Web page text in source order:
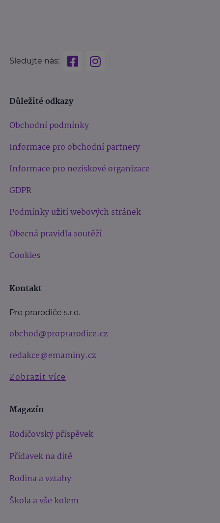
Sledujte nás:
Důležité odkazy
Obchodní podmínky
Informace pro obchodní partnery
Informace pro neziskové organizace
GDPR
Podmínky užití webových stránek
Obecná pravidla soutěží
Cookies
Kontakt
Pro prarodiče s.r.o.
obchod@proprarodice.cz
redakce@emaminy.cz
Zobrazit více
Magazín
Rodičovský příspěvek
Přídavek na dítě
Rodina a vztahy
Škola a vše kolem